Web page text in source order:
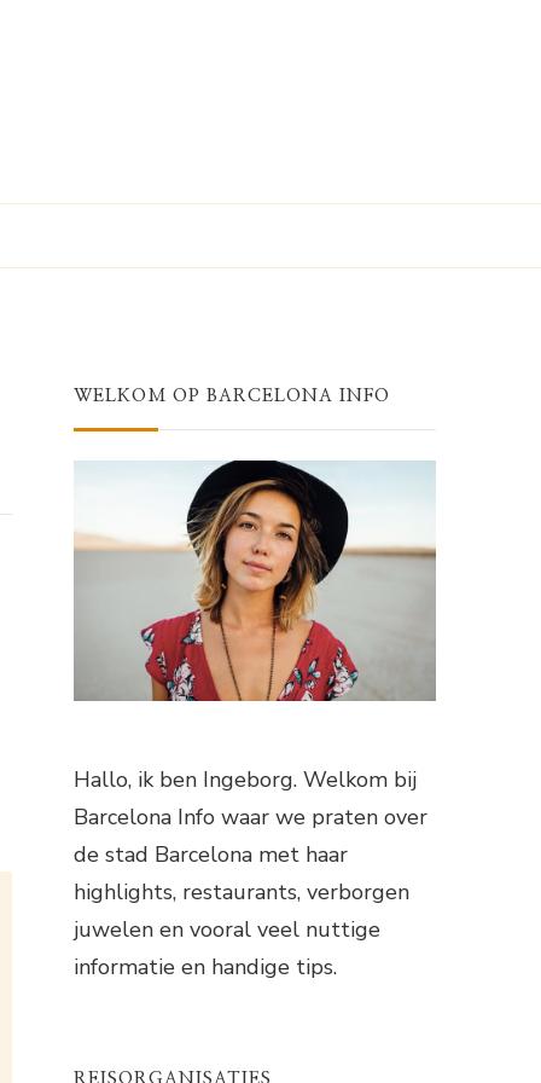
WELKOM OP BARCELONA INFO
Hallo, ik ben Ingeborg. Welkom bij
Barcelona Info waar we praten over
de stad Barcelona met haar
highlights, restaurants, verborgen
juwelen en vooral veel nuttige
informatie en handige tips.
REISORGANISATIES